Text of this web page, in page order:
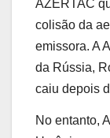
AZERTAC
colisão da
emissora. A
da Rússia,
caiu depois
No entanto,